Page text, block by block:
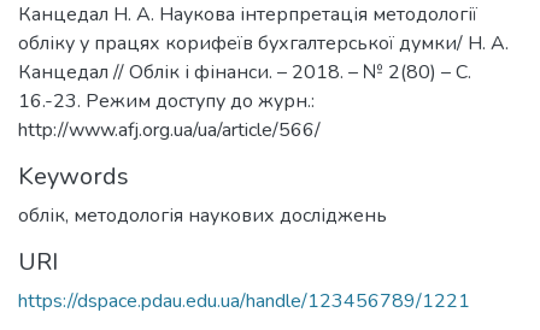
Канцедал Н. А. Наукова інтерпретація методології
обліку у працях корифеїв бухгалтерської думки/ Н. А.
Канцедал // Облік і фінанси. – 2018. – № 2(80) – С.
16.-23. Режим доступу до журн.:
http://www.afj.org.ua/ua/article/566/
Keywords
облік, методологія наукових досліджень
URI
https://dspace.pdau.edu.ua/handle/123456789/1221